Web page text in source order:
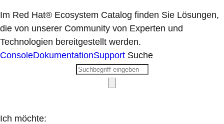
Im Red Hat® Ecosystem Catalog finden Sie Lösungen,
die von unserer Community von Experten und
Technologien bereitgestellt werden.
ConsoleDokumentationSupport Suche
Ich möchte: